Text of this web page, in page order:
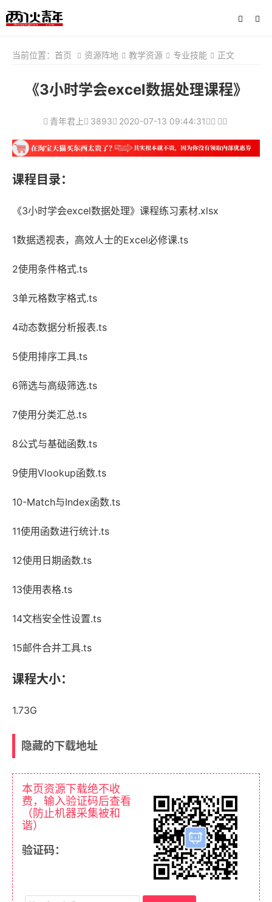
当前位置： 首页 资源阵地 教学资源 专业技能 正文
《3小时学会excel数据处理课程》
青年君上 3893 2020-07-13 09:44:31
课程目录：
《3小时学会excel数据处理》课程练习素材.xlsx
1数据透视表，高效人士的Excel必修课.ts
2使用条件格式.ts
3单元格数字格式.ts
4动态数据分析报表.ts
5使用排序工具.ts
6筛选与高级筛选.ts
7使用分类汇总.ts
8公式与基础函数.ts
9使用Vlookup函数.ts
10-Match与Index函数.ts
11使用函数进行统计.ts
12使用日期函数.ts
13使用表格.ts
14文档安全性设置.ts
15邮件合并工具.ts
课程大小：
1.73G
隐藏的下载地址
本页资源下载绝不收
费，输入验证码后查看
（防止机器采集被和
谐）
验证码：